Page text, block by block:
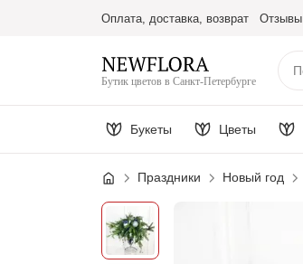
Оплата, доставка, возврат Отзывы
Бутик цветов в Санкт-Петербурге
Букеты Цветы
Праздники Новый год